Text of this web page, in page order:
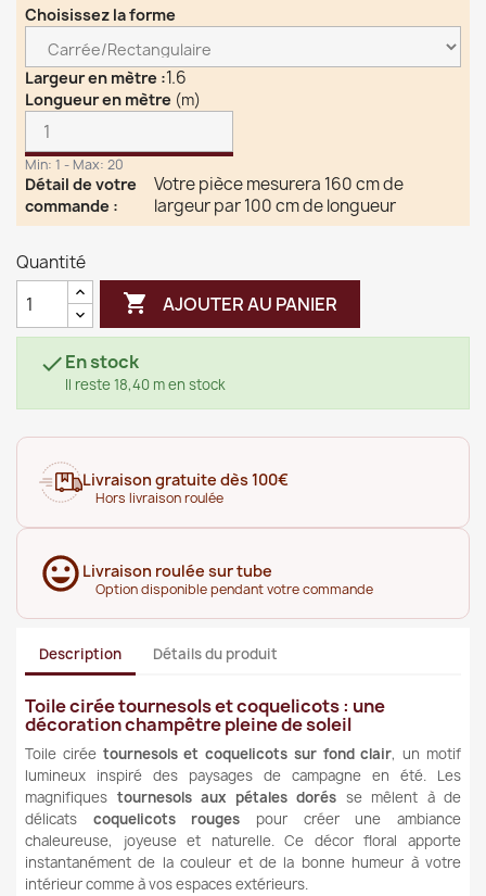
Choisissez la forme
Largeur en mètre :1.6
Longueur en mètre (m)
Min: 1 - Max: 20
Détail de votre
commande :
Votre pièce mesurera 160 cm de
largeur par 100 cm de longueur
Quantité
 AJOUTER AU PANIER
En stock
Il reste 18,40 m en stock
Livraison gratuite dès 100€
Hors livraison roulée
Livraison roulée sur tube
Option disponible pendant votre commande
Description Détails du produit
Toile cirée tournesols et coquelicots : une
décoration champêtre pleine de soleil
Toile cirée tournesols et coquelicots sur fond clair, un motif
lumineux inspiré des paysages de campagne en été. Les
magnifiques tournesols aux pétales dorés se mêlent à de
délicats coquelicots rouges pour créer une ambiance
chaleureuse, joyeuse et naturelle. Ce décor floral apporte
instantanément de la couleur et de la bonne humeur à votre
intérieur comme à vos espaces extérieurs.